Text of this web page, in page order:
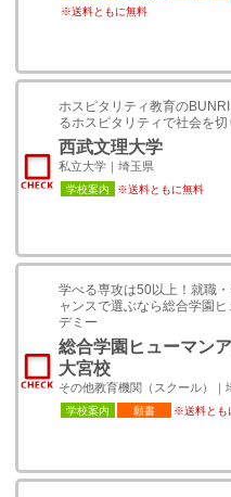
※送料ともに無料
ホスピタリティ教育の
るホスピタリティで社会を切
西武文理大学
私立大学｜埼玉県
学校案内 ※送料ともに無料
学べる専攻は50以上！就職
ャンスで選ぶなら総合学園ヒ
デミー
総合学園ヒューマン
大宮校
その他教育機関（スクール）｜
学校案内 願書 ※送料とも